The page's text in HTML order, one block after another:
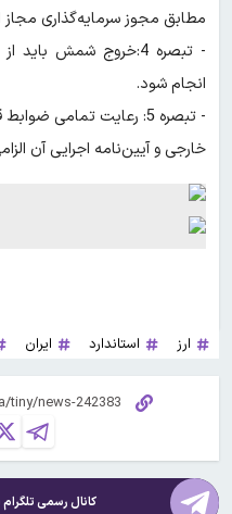
مطابق مجوز سرمایه‌گذاری
- تبصره 4:خروج شمش
انجام شود.
- تبصره 5: رعایت تمامی
خارجی و آیین‌نامه اجرایی آن
ارز استاندارد ایران
کانال رسمی